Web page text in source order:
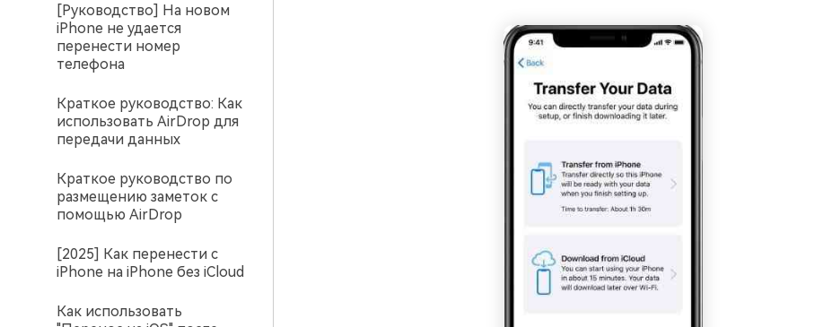
[Руководство] На новом
iPhone не удается
перенести номер
телефона
Краткое руководство: Как
использовать AirDrop для
передачи данных
Краткое руководство по
размещению заметок с
помощью AirDrop
[2025] Как перенести с
iPhone на iPhone без iCloud
Как использовать